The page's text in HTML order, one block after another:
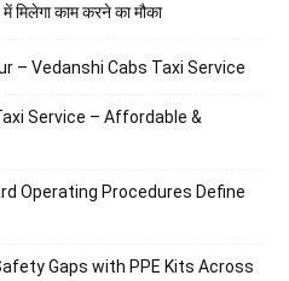
काम करने का मौका
– Vedanshi Cabs Taxi Service
Service – Affordable &
Operating Procedures Define
Gaps with PPE Kits Across